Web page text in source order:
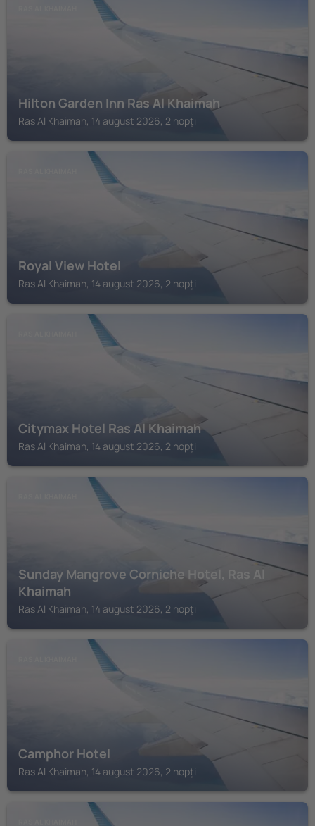
Hilton Garden Inn Ras Al Khaimah
Ras Al Khaimah, 14 august 2026, 2 nopți
Royal View Hotel
Ras Al Khaimah, 14 august 2026, 2 nopți
Citymax Hotel Ras Al Khaimah
Ras Al Khaimah, 14 august 2026, 2 nopți
Sunday Mangrove Corniche Hotel, Ras Al
Khaimah
Ras Al Khaimah, 14 august 2026, 2 nopți
Camphor Hotel
Ras Al Khaimah, 14 august 2026, 2 nopți